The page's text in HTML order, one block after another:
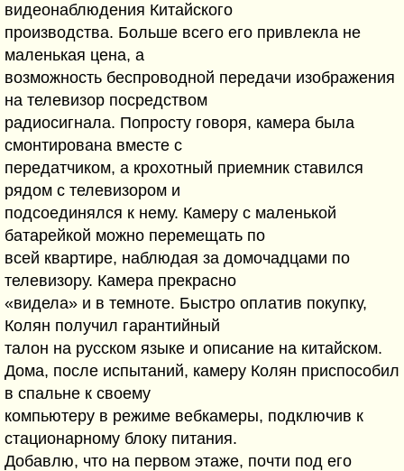
видеонаблюдения Китайского
производства. Больше всего его привлекла не
маленькая цена, а
возможность беспроводной передачи изображения
на телевизор посредством
радиосигнала. Попросту говоря, камера была
смонтирована вместе с
передатчиком, а крохотный приемник ставился
рядом с телевизором и
подсоединялся к нему. Камеру с маленькой
батарейкой можно перемещать по
всей квартире, наблюдая за домочадцами по
телевизору. Камера прекрасно
«видела» и в темноте. Быстро оплатив покупку,
Колян получил гарантийный
талон на русском языке и описание на китайском.
Дома, после испытаний, камеру Колян приспособил
в спальне к своему
компьютеру в режиме вебкамеры, подключив к
стационарному блоку питания.
Добавлю, что на первом этаже, почти под его